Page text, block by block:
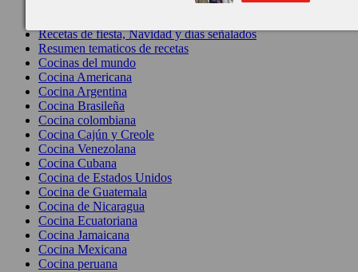
Recetas de fiesta, Navidad y días señalados
Resumen tematicos de recetas
Cocinas del mundo
Cocina Americana
Cocina Argentina
Cocina Brasileña
Cocina colombiana
Cocina Cajún y Creole
Cocina Venezolana
Cocina Cubana
Cocina de Estados Unidos
Cocina de Guatemala
Cocina de Nicaragua
Cocina Ecuatoriana
Cocina Jamaicana
Cocina Mexicana
Cocina peruana